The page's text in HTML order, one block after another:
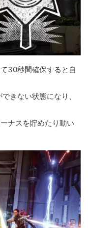
30秒間確保すると自
きない状態になり、
ナスを貯めたり動い